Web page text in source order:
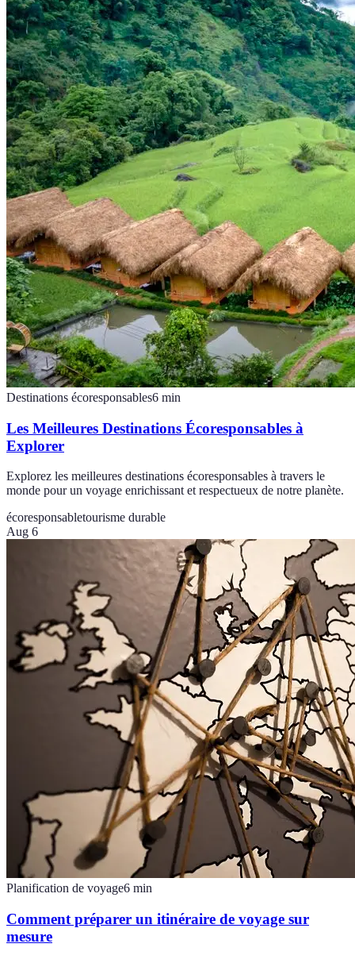
Destinations écoresponsables6 min
Les Meilleures Destinations Écoresponsables à
Explorer
Explorez les meilleures destinations écoresponsables à travers le
monde pour un voyage enrichissant et respectueux de notre planète.
écoresponsabletourisme durable
Aug 6
Planification de voyage6 min
Comment préparer un itinéraire de voyage sur
mesure